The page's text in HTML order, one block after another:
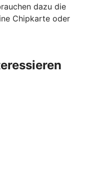
dazu die
Chipkarte oder